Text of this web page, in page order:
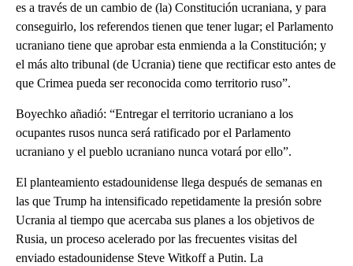
es a través de un cambio de (la) Constitución ucraniana, y para
conseguirlo, los referendos tienen que tener lugar; el Parlamento
ucraniano tiene que aprobar esta enmienda a la Constitución; y
el más alto tribunal (de Ucrania) tiene que rectificar esto antes de
que Crimea pueda ser reconocida como territorio ruso”.
Boyechko añadió: “Entregar el territorio ucraniano a los
ocupantes rusos nunca será ratificado por el Parlamento
ucraniano y el pueblo ucraniano nunca votará por ello”.
El planteamiento estadounidense llega después de semanas en
las que Trump ha intensificado repetidamente la presión sobre
Ucrania al tiempo que acercaba sus planes a los objetivos de
Rusia, un proceso acelerado por las frecuentes visitas del
enviado estadounidense Steve Witkoff a Putin. La